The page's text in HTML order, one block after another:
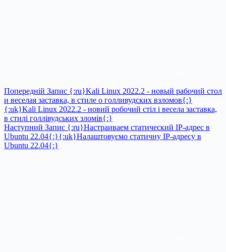
Попередній Запис {:ru}Kali Linux 2022.2 - новый рабочий стол
и веселая заставка, в стиле о голливудских взломов{:}
{:uk}Kali Linux 2022.2 - новий робочий стіл і весела заставка,
в стилі голлівудських зломів{:}
Наступний Запис {:ru}Настраиваем статический IP-адрес в
Ubuntu 22.04{:}{:uk}Налаштовуємо статичну IP-адресу в
Ubuntu 22.04{:}